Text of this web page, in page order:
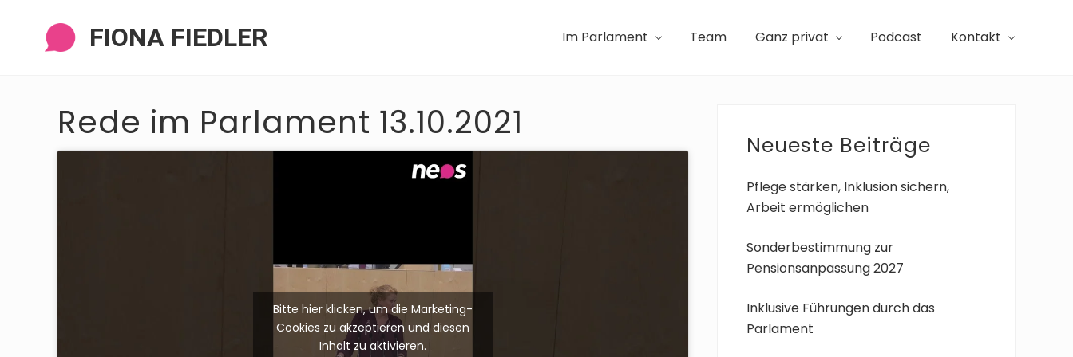
Navigation
springen
springen
Seitenspalte
springen
Fußzeile
springen
FIONA FIEDLER Im Parlament Team Ganz privat Podcast Kontakt
Rede im Parlament 13.10.2021
Bitte hier klicken, um die Marketing-
Cookies zu akzeptieren und diesen
Inhalt zu aktivieren.
Seitenspalte
Neueste Beiträge
Pflege stärken, Inklusion sichern,
Arbeit ermöglichen
Sonderbestimmung zur
Pensionsanpassung 2027
Inklusive Führungen durch das
Parlament